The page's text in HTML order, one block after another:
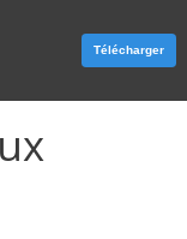
Télécharger